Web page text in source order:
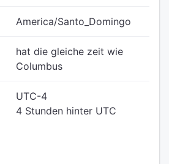
America/Santo_Domingo
hat die gleiche zeit wie
Columbus
UTC-4
4 Stunden hinter UTC